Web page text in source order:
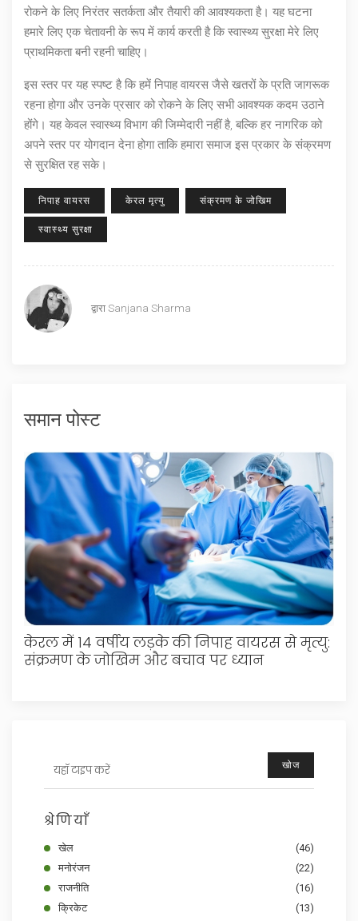
रोकने के लिए निरंतर सतर्कता और तैयारी की आवश्यकता है। यह घटना
हमारे लिए एक चेतावनी के रूप में कार्य करती है कि स्वास्थ्य सुरक्षा मेरे लिए
प्राथमिकता बनी रहनी चाहिए।
इस स्तर पर यह स्पष्ट है कि हमें निपाह वायरस जैसे खतरों के प्रति जागरूक
रहना होगा और उनके प्रसार को रोकने के लिए सभी आवश्यक कदम उठाने
होंगे। यह केवल स्वास्थ्य विभाग की जिम्मेदारी नहीं है, बल्कि हर नागरिक को
अपने स्तर पर योगदान देना होगा ताकि हमारा समाज इस प्रकार के संक्रमण
से सुरक्षित रह सके।
निपाह वायरस केरल मृत्यु संक्रमण के जोखिम
स्वास्थ्य सुरक्षा
द्वारा Sanjana Sharma
समान पोस्ट
केरल में 14 वर्षीय लड़के की निपाह वायरस से मृत्यु:
संक्रमण के जोखिम और बचाव पर ध्यान
खोज
श्रेणियाँ
खेल
(46)
मनोरंजन
(22)
राजनीति
(16)
क्रिकेट
(13)